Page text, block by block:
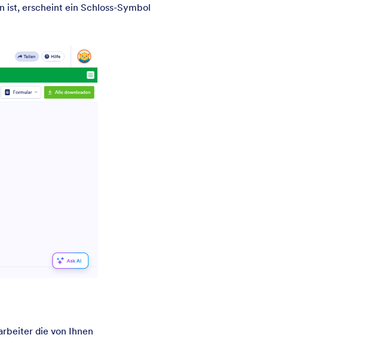
ist, erscheint ein Schloss-Symbol
die von Ihnen